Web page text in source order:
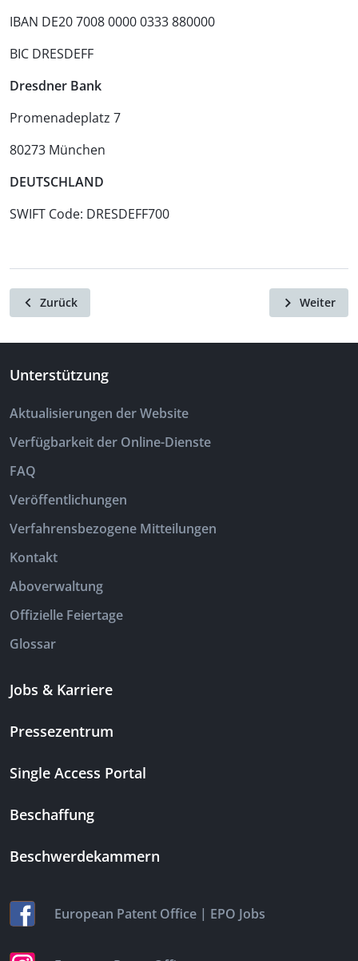
IBAN DE20 7008 0000 0333 880000
BIC DRESDEFF
Dresdner Bank
Promenadeplatz 7
80273 München
DEUTSCHLAND
SWIFT Code: DRESDEFF700
Zurück Weiter
Unterstützung
Aktualisierungen der Website
Verfügbarkeit der Online-Dienste
FAQ
Veröffentlichungen
Verfahrensbezogene Mitteilungen
Kontakt
Aboverwaltung
Offizielle Feiertage
Glossar
Jobs & Karriere
Pressezentrum
Single Access Portal
Beschaffung
Beschwerdekammern
European Patent Office | EPO Jobs